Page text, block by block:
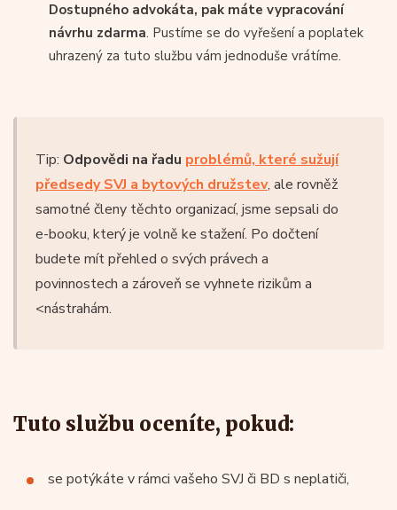
Dostupného advokáta, pak máte vypracování
návrhu zdarma. Pustíme se do vyřešení a poplatek
uhrazený za tuto službu vám jednoduše vrátíme.
Tip: Odpovědi na řadu problémů, které sužují
předsedy SVJ a bytových družstev, ale rovněž
samotné členy těchto organizací, jsme sepsali do
e-booku, který je volně ke stažení. Po dočtení
budete mít přehled o svých právech a
povinnostech a zároveň se vyhnete rizikům a
<nástrahám.
Tuto službu oceníte, pokud:
se potýkáte v rámci vašeho SVJ či BD s neplatiči,